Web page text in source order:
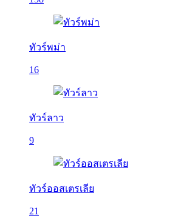
ทัวร์พม่า
16
ทัวร์ลาว
9
ทัวร์ออสเตรเลีย
21